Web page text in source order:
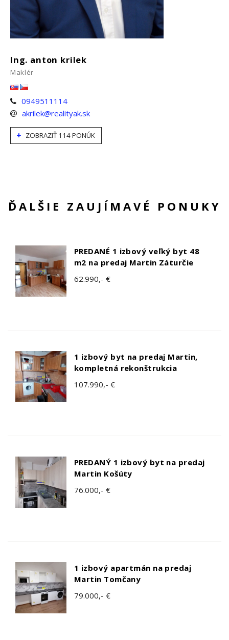
Ing. anton krilek
Maklér
0949511114
akrilek@realityak.sk
ZOBRAZIŤ 114 PONÚK
ĎALŠIE ZAUJÍMAVÉ PONUKY
PREDANÉ 1 izbový veľký byt 48
m2 na predaj Martin Záturčie
62.990,- €
1 izbový byt na predaj Martin,
kompletná rekonštrukcia
107.990,- €
PREDANÝ 1 izbový byt na predaj
Martin Košúty
76.000,- €
1 izbový apartmán na predaj
Martin Tomčany
79.000,- €